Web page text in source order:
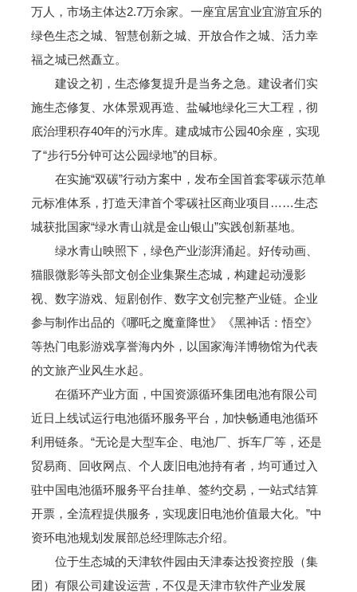
万人，市场主体达2.7万余家。一座宜居宜业宜游宜乐的
绿色生态之城、智慧创新之城、开放合作之城、活力幸
福之城已然矗立。
建设之初，生态修复提升是当务之急。建设者们实
施生态修复、水体景观再造、盐碱地绿化三大工程，彻
底治理积存40年的污水库。建成城市公园40余座，实现
了“步行5分钟可达公园绿地”的目标。
在实施“双碳”行动方案中，发布全国首套零碳示范单
元标准体系，打造天津首个零碳社区商业项目……生态
城获批国家“绿水青山就是金山银山”实践创新基地。
绿水青山映照下，绿色产业澎湃涌起。好传动画、
猫眼微影等头部文创企业集聚生态城，构建起动漫影
视、数字游戏、短剧创作、数字文创完整产业链。企业
参与制作出品的《哪吒之魔童降世》《黑神话：悟空》
等热门电影游戏享誉海内外，以国家海洋博物馆为代表
的文旅产业风生水起。
在循环产业方面，中国资源循环集团电池有限公司
近日上线试运行电池循环服务平台，加快畅通电池循环
利用链条。“无论是大型车企、电池厂、拆车厂等，还是
贸易商、回收网点、个人废旧电池持有者，均可通过入
驻中国电池循环服务平台挂单、签约交易，一站式结算
开票，全流程提供服务，实现废旧电池价值最大化。”中
资环电池规划发展部总经理陈志介绍。
位于生态城的天津软件园由天津泰达投资控股（集
团）有限公司建设运营，不仅是天津市软件产业发展